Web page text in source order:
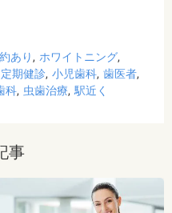
あり
ホワイトニング
定期健診 小児歯科 歯医者
科 虫歯治療 駅近く
事